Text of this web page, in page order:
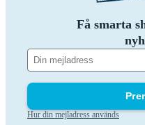
Få smarta
Hur din mejladress används